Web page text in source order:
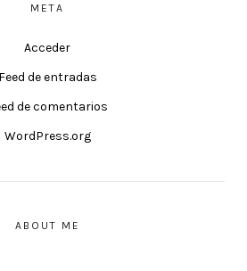
META
Acceder
Feed de entradas
de comentarios
WordPress.org
ABOUT ME